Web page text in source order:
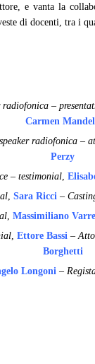
e vanta la
di docenti, tra i
radiofonica –
Carmen
radiofonica –
Perzy
– testimonial,
, Sara Ricci –
, Massimiliano
, Ettore Bassi –
Borghetti
Longoni –